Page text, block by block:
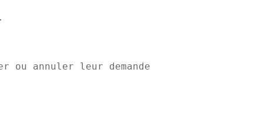
annuler leur demande